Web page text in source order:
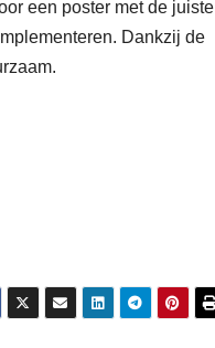
een poster met de juiste
Dankzij de